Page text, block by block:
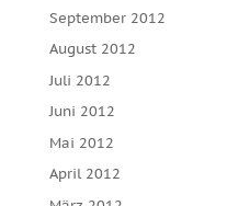
September 2012
August 2012
Juli 2012
Juni 2012
Mai 2012
April 2012